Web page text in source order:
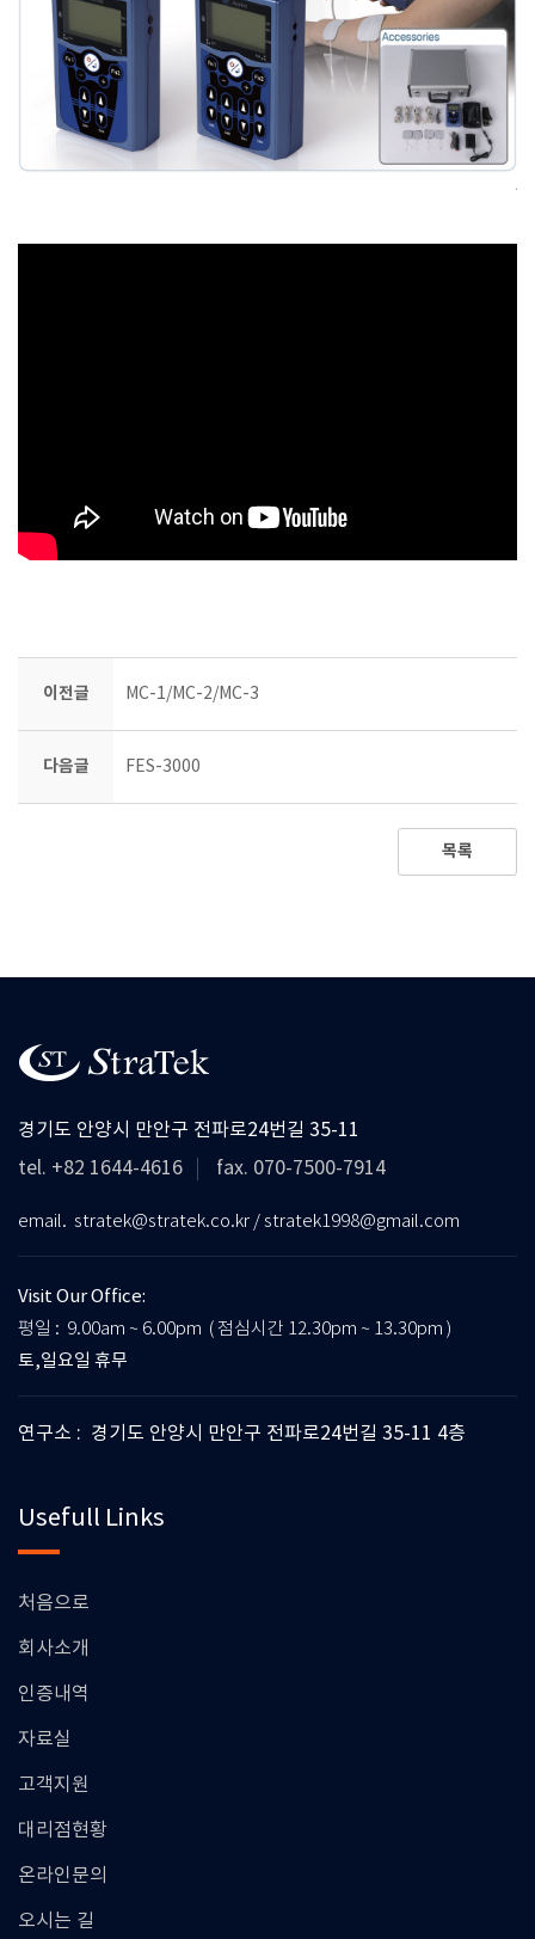
이전글 MC-1/MC-2/MC-3
다음글 FES-3000
목록
경기도 안양시 만안구 전파로24번길 35-11
tel. +82 1644-4616
fax. 070-7500-7914
email. stratek@stratek.co.kr / stratek1998@gmail.com
Visit Our Office:
평일 : 9.00am ~ 6.00pm ( 점심시간 12.30pm ~ 13.30pm )
토,일요일 휴무
연구소 : 경기도 안양시 만안구 전파로24번길 35-11 4층
Usefull Links
처음으로
회사소개
인증내역
자료실
고객지원
대리점현황
온라인문의
오시는 길